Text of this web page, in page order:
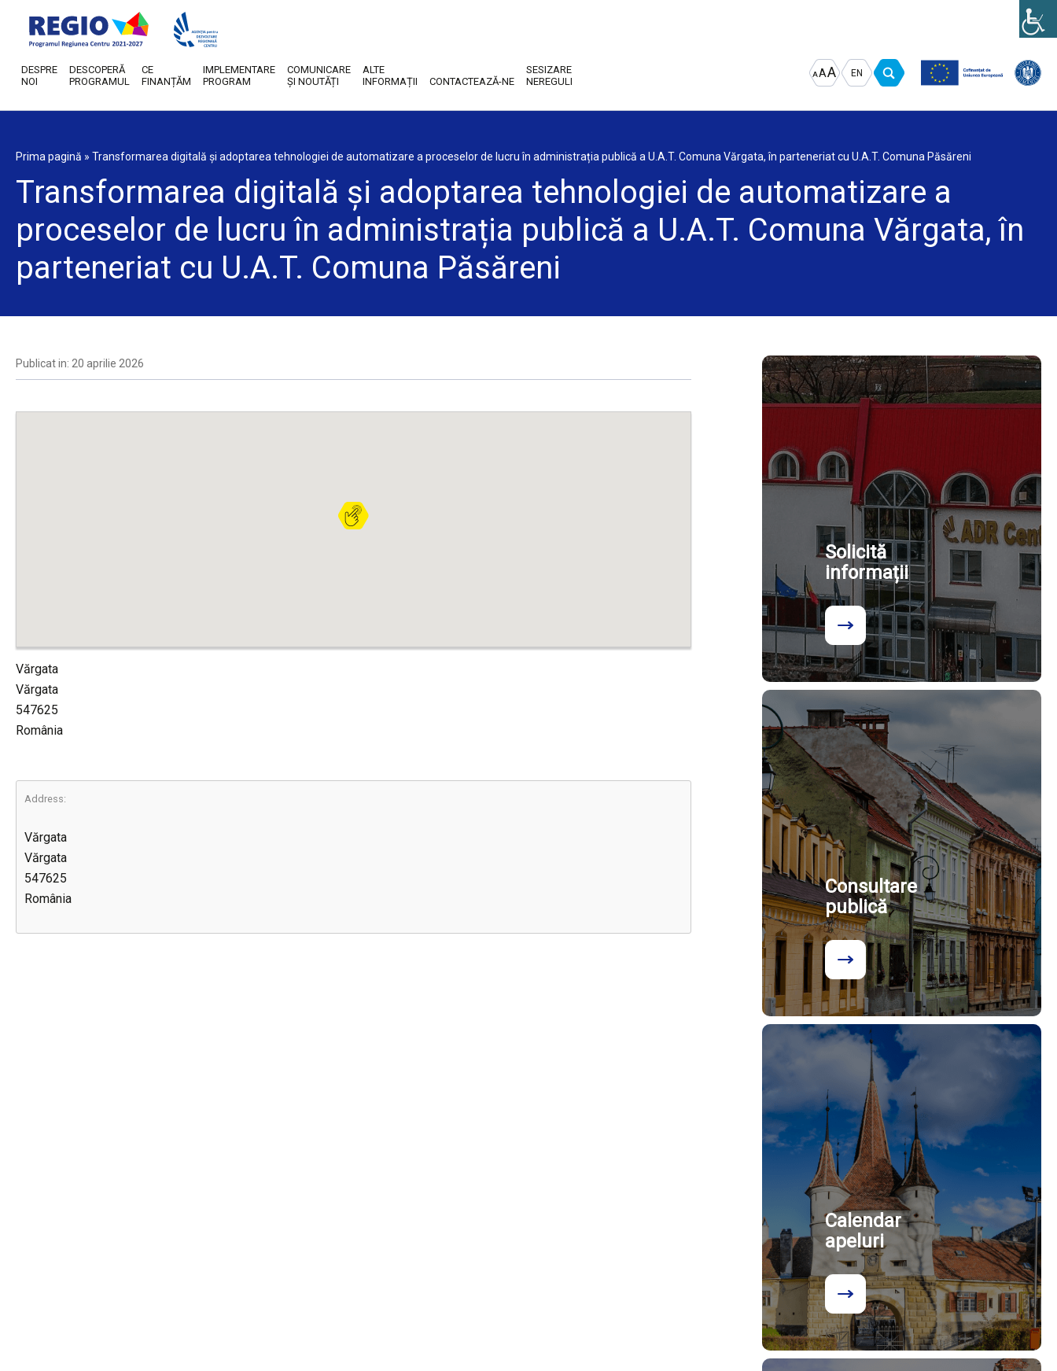
DESPRE
NOI
DESCOPERĂ
PROGRAMUL
CE
FINANȚĂM
IMPLEMENTARE
PROGRAM
COMUNICARE
ȘI NOUTĂȚI
ALTE
INFORMAȚII
CONTACTEAZĂ-NE
SESIZARE
NEREGULI
A
Decrease
font
A Reset
font
AIncrease
font
EN
Prima pagină » Transformarea digitală și adoptarea tehnologiei de automatizare a proceselor de lucru în administrația publică a U.A.T. Comuna Vărgata, în parteneriat cu U.A.T. Comuna Păsăreni
Transformarea digitală și adoptarea tehnologiei de automatizare a
proceselor de lucru în administrația publică a U.A.T. Comuna Vărgata, în
parteneriat cu U.A.T. Comuna Păsăreni
Publicat in: 20 aprilie 2026
Vărgata
Vărgata
547625
România
Address:
Vărgata
Vărgata
547625
România
Solicită
informații
Consultare
publică
Calendar
apeluri